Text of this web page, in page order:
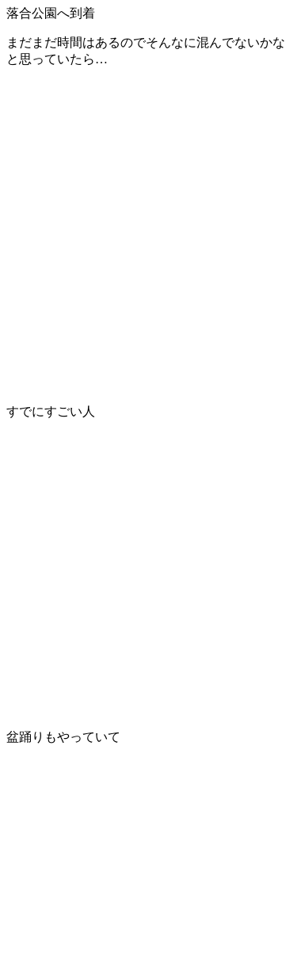
落合公園へ到着
まだまだ時間はあるのでそんなに混んでないかな
と思っていたら…
すでにすごい人
盆踊りもやっていて